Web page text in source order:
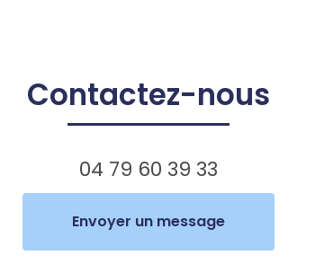
Contactez-nous
04 79 60 39 33
Envoyer un message